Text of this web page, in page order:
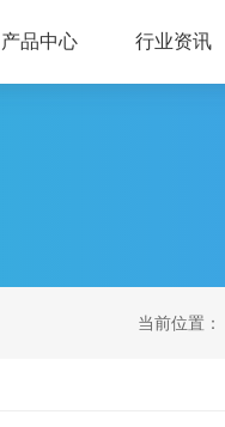
产品中心 行业资讯
当前位置：